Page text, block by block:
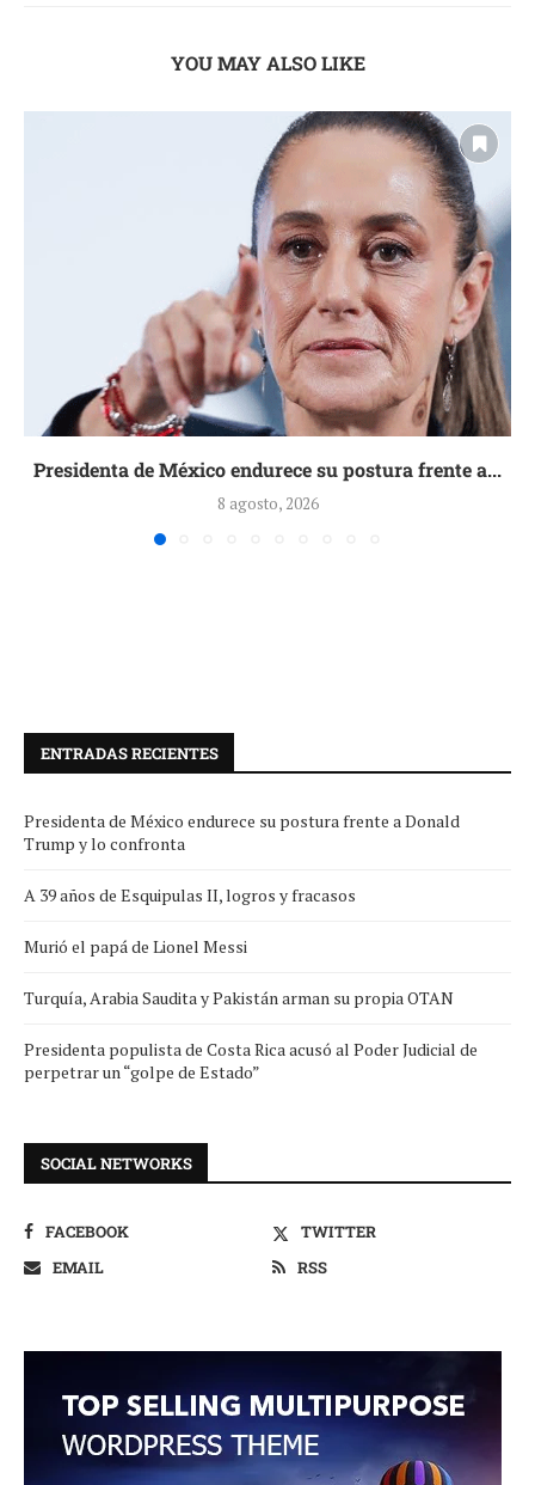
YOU MAY ALSO LIKE
Presidenta de México endurece su postura frente a...
8 agosto, 2026
ENTRADAS RECIENTES
Presidenta de México endurece su postura frente a Donald
Trump y lo confronta
A 39 años de Esquipulas II, logros y fracasos
Murió el papá de Lionel Messi
Turquía, Arabia Saudita y Pakistán arman su propia OTAN
Presidenta populista de Costa Rica acusó al Poder Judicial de
perpetrar un “golpe de Estado”
SOCIAL NETWORKS
FACEBOOK
TWITTER
EMAIL
RSS